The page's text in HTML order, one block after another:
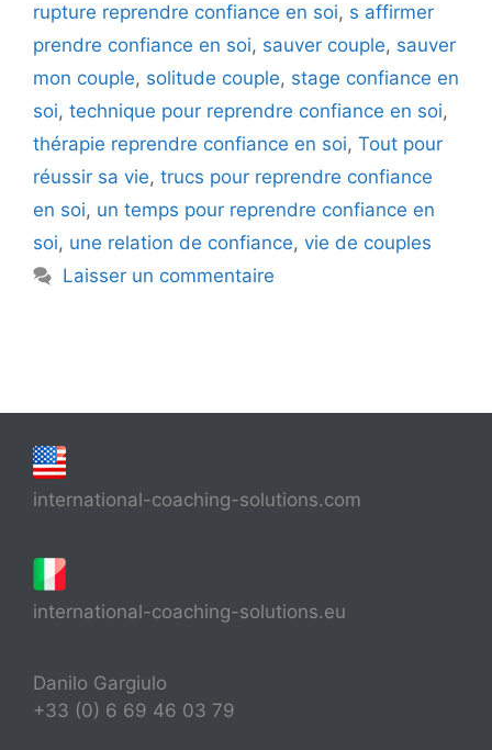
rupture reprendre confiance en soi, s affirmer
prendre confiance en soi, sauver couple, sauver
mon couple, solitude couple, stage confiance en
soi, technique pour reprendre confiance en soi,
thérapie reprendre confiance en soi, Tout pour
réussir sa vie, trucs pour reprendre confiance
en soi, un temps pour reprendre confiance en
soi, une relation de confiance, vie de couples
Laisser un commentaire
international-coaching-solutions.com
international-coaching-solutions.eu
Danilo Gargiulo
+33 (0) 6 69 46 03 79